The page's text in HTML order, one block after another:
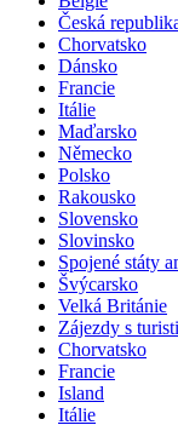
Česká
Chorvatsko
Dánsko
Francie
Itálie
Maďarsko
Německo
Polsko
Rakousko
Slovensko
Slovinsko
Spojené státy
Švýcarsko
Velká Británie
Zájezdy s
Chorvatsko
Francie
Island
Itálie